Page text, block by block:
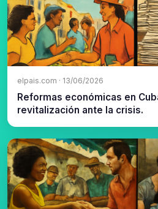
elpais.com · 13/06/2026
Reformas económicas en
revitalización ante la crisis.